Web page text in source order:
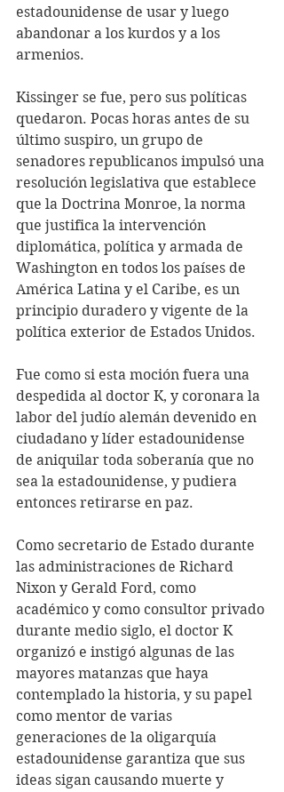
estadounidense de usar y luego
abandonar a los kurdos y a los
armenios.
Kissinger se fue, pero sus políticas
quedaron. Pocas horas antes de su
último suspiro, un grupo de
senadores republicanos impulsó una
resolución legislativa que establece
que la Doctrina Monroe, la norma
que justifica la intervención
diplomática, política y armada de
Washington en todos los países de
América Latina y el Caribe, es un
principio duradero y vigente de la
política exterior de Estados Unidos.
Fue como si esta moción fuera una
despedida al doctor K, y coronara la
labor del judío alemán devenido en
ciudadano y líder estadounidense
de aniquilar toda soberanía que no
sea la estadounidense, y pudiera
entonces retirarse en paz.
Como secretario de Estado durante
las administraciones de Richard
Nixon y Gerald Ford, como
académico y como consultor privado
durante medio siglo, el doctor K
organizó e instigó algunas de las
mayores matanzas que haya
contemplado la historia, y su papel
como mentor de varias
generaciones de la oligarquía
estadounidense garantiza que sus
ideas sigan causando muerte y